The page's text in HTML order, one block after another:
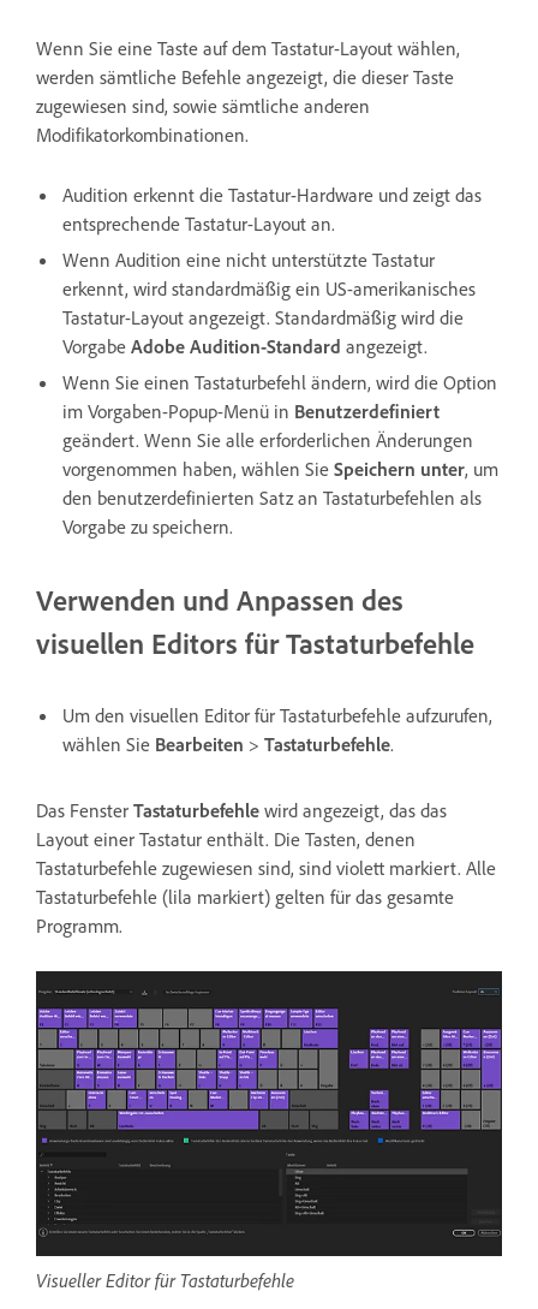
Wenn Sie eine Taste auf dem Tastatur-Layout wählen,
werden sämtliche Befehle angezeigt, die dieser Taste
zugewiesen sind, sowie sämtliche anderen
Modifikatorkombinationen.
Audition erkennt die Tastatur-Hardware und zeigt das
entsprechende Tastatur-Layout an.
Wenn Audition eine nicht unterstützte Tastatur
erkennt, wird standardmäßig ein US-amerikanisches
Tastatur-Layout angezeigt. Standardmäßig wird die
Vorgabe Adobe Audition-Standard angezeigt.
Wenn Sie einen Tastaturbefehl ändern, wird die Option
im Vorgaben-Popup-Menü in Benutzerdefiniert
geändert. Wenn Sie alle erforderlichen Änderungen
vorgenommen haben, wählen Sie Speichern unter, um
den benutzerdefinierten Satz an Tastaturbefehlen als
Vorgabe zu speichern.
Verwenden und Anpassen des
visuellen Editors für Tastaturbefehle
Um den visuellen Editor für Tastaturbefehle aufzurufen,
wählen Sie Bearbeiten > Tastaturbefehle.
Das Fenster Tastaturbefehle wird angezeigt, das das
Layout einer Tastatur enthält. Die Tasten, denen
Tastaturbefehle zugewiesen sind, sind violett markiert. Alle
Tastaturbefehle (lila markiert) gelten für das gesamte
Programm.
Visueller Editor für Tastaturbefehle